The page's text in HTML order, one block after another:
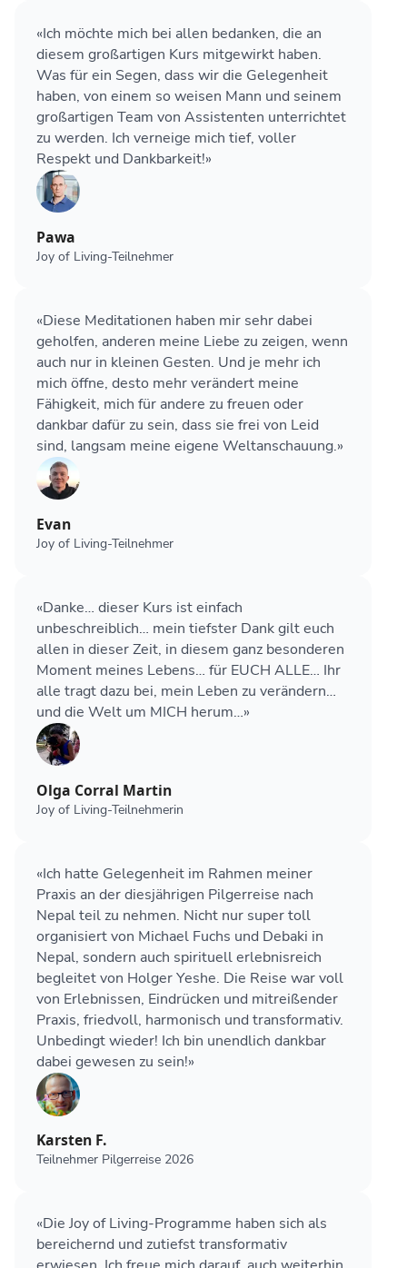
«Ich möchte mich bei allen bedanken, die an
diesem großartigen Kurs mitgewirkt haben.
Was für ein Segen, dass wir die Gelegenheit
haben, von einem so weisen Mann und seinem
großartigen Team von Assistenten unterrichtet
zu werden. Ich verneige mich tief, voller
Respekt und Dankbarkeit!»
Pawa
Joy of Living-Teilnehmer
«Diese Meditationen haben mir sehr dabei
geholfen, anderen meine Liebe zu zeigen, wenn
auch nur in kleinen Gesten. Und je mehr ich
mich öffne, desto mehr verändert meine
Fähigkeit, mich für andere zu freuen oder
dankbar dafür zu sein, dass sie frei von Leid
sind, langsam meine eigene Weltanschauung.»
Evan
Joy of Living-Teilnehmer
«Danke… dieser Kurs ist einfach
unbeschreiblich… mein tiefster Dank gilt euch
allen in dieser Zeit, in diesem ganz besonderen
Moment meines Lebens… für EUCH ALLE… Ihr
alle tragt dazu bei, mein Leben zu verändern…
und die Welt um MICH herum…»
Olga Corral Martin
Joy of Living-Teilnehmerin
«Ich hatte Gelegenheit im Rahmen meiner
Praxis an der diesjährigen Pilgerreise nach
Nepal teil zu nehmen. Nicht nur super toll
organisiert von Michael Fuchs und Debaki in
Nepal, sondern auch spirituell erlebnisreich
begleitet von Holger Yeshe. Die Reise war voll
von Erlebnissen, Eindrücken und mitreißender
Praxis, friedvoll, harmonisch und transformativ.
Unbedingt wieder! Ich bin unendlich dankbar
dabei gewesen zu sein!»
Karsten F.
Teilnehmer Pilgerreise 2026
«Die Joy of Living-Programme haben sich als
bereichernd und zutiefst transformativ